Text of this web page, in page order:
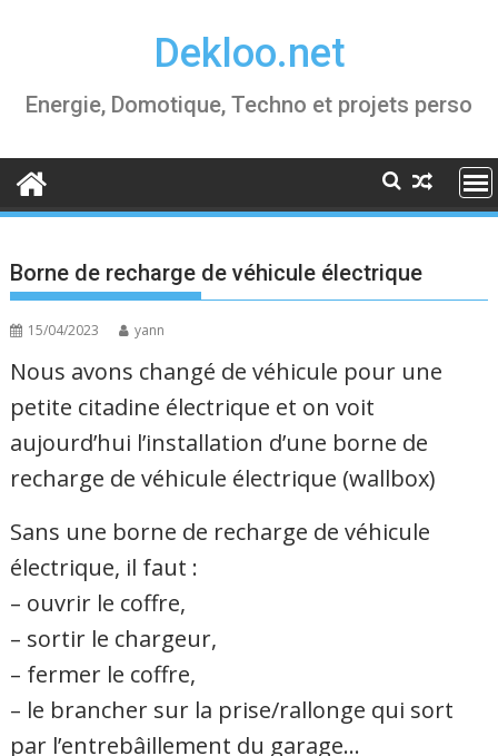
Dekloo.net
Energie, Domotique, Techno et projets perso
Borne de recharge de véhicule électrique
15/04/2023 yann
Nous avons changé de véhicule pour une
petite citadine électrique et on voit
aujourd’hui l’installation d’une borne de
recharge de véhicule électrique (wallbox)
Sans une borne de recharge de véhicule
électrique, il faut :
– ouvrir le coffre,
– sortir le chargeur,
– fermer le coffre,
– le brancher sur la prise/rallonge qui sort
par l’entrebâillement du garage…